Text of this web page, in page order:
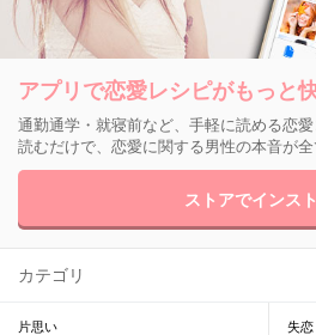
アプリで恋愛レシピがもっと
通勤通学・就寝前など、手軽に読める恋
読むだけで、恋愛に関する男性の本音が全
ストアでインス
カテゴリ
片思い 失恋